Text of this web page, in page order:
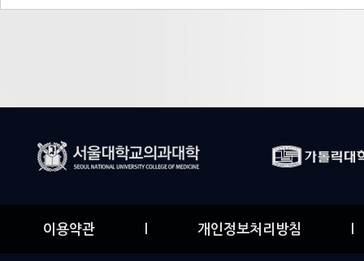
이용약관 개인정보처리방침